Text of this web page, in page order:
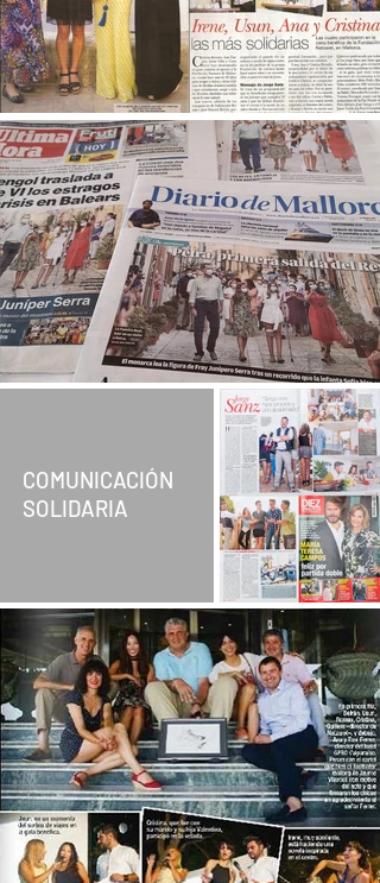
COMUNICACIÓN
SOLIDARIA